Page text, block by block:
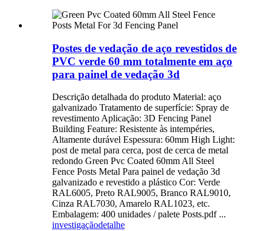
Postes de vedação de aço revestidos de
PVC verde 60 mm totalmente em aço
para painel de vedação 3d
Descrição detalhada do produto Material: aço
galvanizado Tratamento de superfície: Spray de
revestimento Aplicação: 3D Fencing Panel
Building Feature: Resistente às intempéries,
Altamente durável Espessura: 60mm High Light:
post de metal para cerca, post de cerca de metal
redondo Green Pvc Coated 60mm All Steel
Fence Posts Metal Para painel de vedação 3d
galvanizado e revestido a plástico Cor: Verde
RAL6005, Preto RAL9005, Branco RAL9010,
Cinza RAL7030, Amarelo RAL1023, etc.
Embalagem: 400 unidades / palete Posts.pdf ...
investigaçãodetalhe